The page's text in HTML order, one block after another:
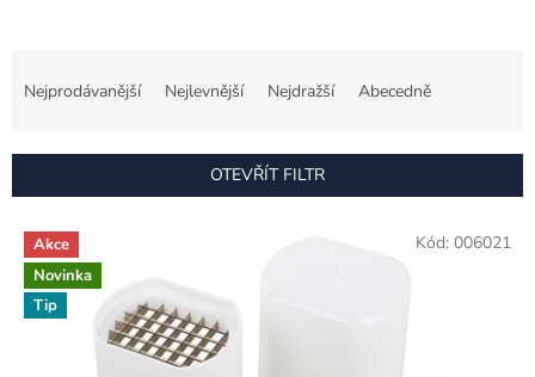
í
d
Nejprodávanější Nejlevnější Nejdražší Abecedně
OTEVŘÍT FILTR
V
p
Akce
Novinka
Tip
Kód: 006021